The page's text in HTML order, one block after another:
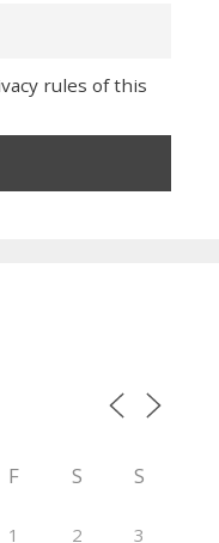
rules of this
F S S
1 2 3